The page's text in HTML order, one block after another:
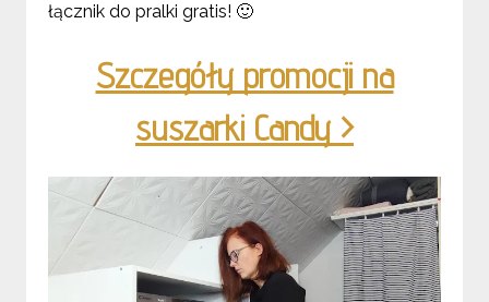
łącznik do pralki gratis! 🙂
Szczegóły promocji na
suszarki Candy >